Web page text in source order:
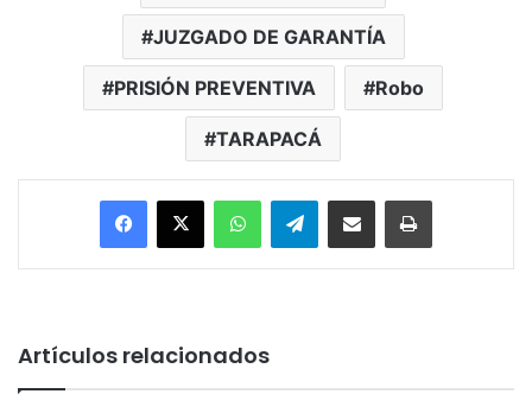
JUZGADO DE GARANTÍA
PRISIÓN PREVENTIVA Robo
TARAPACÁ
Facebook
X WhatsAppTelegramEnviar vía email Imprimir
Artículos relacionados